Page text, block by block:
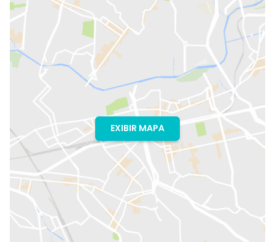
EXIBIR MAPA